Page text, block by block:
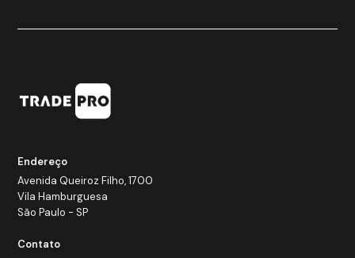
Endereço
Avenida Queiroz Filho, 1700
Vila Hamburguesa
São Paulo - SP
Contato